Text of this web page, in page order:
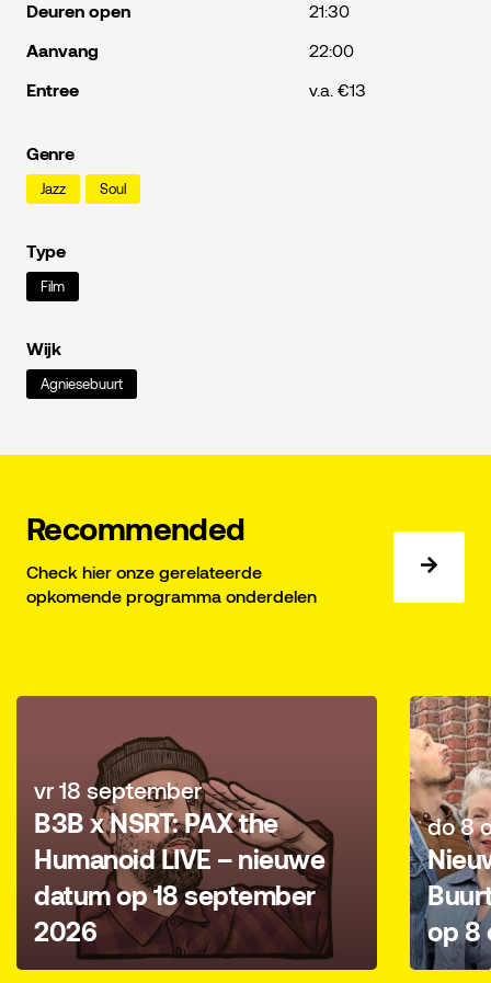
Deuren open
21:30
Aanvang
22:00
Entree
v.a. €13
Genre
Jazz Soul
Type
Film
Wijk
Agniesebuurt
Recommended
Check hier onze gerelateerde
opkomende programma onderdelen
vr 18 september
B3B x NSRT: PAX the
Humanoid LIVE – nieuwe
datum op 18 september
2026
do 8
op 8